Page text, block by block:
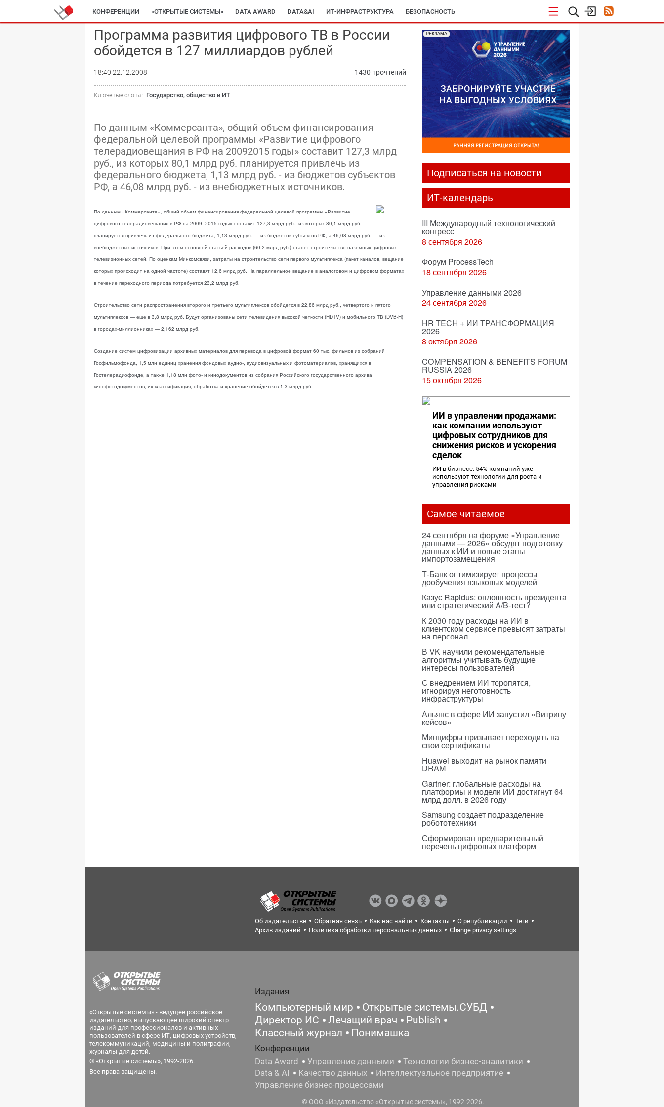
КОНФЕРЕНЦИИ «ОТКРЫТЫЕ СИСТЕМЫ» DATA AWARD DATA&AI ИТ-ИНФРАСТРУКТУРА БЕЗОПАСНОСТЬ
Программа развития цифрового ТВ в России
обойдется в 127 миллиардов рублей
18:40 22.12.2008 1430 прочтений
Ключевые слова : Государство, общество и ИТ
По данным «Коммерсанта», общий объем финансирования
федеральной целевой программы «Развитие цифрового
телерадиовещания в РФ на 20092015 годы» составит 127,3 млрд
руб., из которых 80,1 млрд руб. планируется привлечь из
федерального бюджета, 1,13 млрд руб. - из бюджетов субъектов
РФ, а 46,08 млрд руб. - из внебюджетных источников.
По данным «Коммерсанта», общий объем финансирования федеральной целевой программы «Развитие
цифрового телерадиовещания в РФ на 2009–2015 годы» составит 127,3 млрд руб., из которых 80,1 млрд руб.
планируется привлечь из федерального бюджета, 1,13 млрд руб. — из бюджетов субъектов РФ, а 46,08 млрд руб. — из
внебюджетных источников. При этом основной статьей расходов (60,2 млрд руб.) станет строительство наземных цифровых
телевизионных сетей. По оценкам Минкомсвязи, затраты на строительство сети первого мультиплекса (пакет каналов, вещание
которых происходит на одной частоте) составят 12,6 млрд руб. На параллельное вещание в аналоговом и цифровом форматах
в течение переходного периода потребуется 23,2 млрд руб.
Строительство сети распространения второго и третьего мультиплексов обойдется в 22,86 млрд руб., четвертого и пятого
мультиплексов — еще в 3,8 млрд руб. Будут организованы сети телевидения высокой четкости (HDTV) и мобильного ТВ (DVB-H)
в городах-миллионниках — 2,162 млрд руб.
Создание систем цифровизации архивных материалов для перевода в цифровой формат 60 тыс. фильмов из собраний
Госфильмофонда, 1,5 млн единиц хранения фондовых аудио-, аудиовизуальных и фотоматериалов, хранящихся в
Гостелерадиофонде, а также 1,18 млн фото- и кинодокументов из собрания Российского государственного архива
кинофотодокументов, их классификация, обработка и хранение обойдется в 1,3 млрд руб.
РЕКЛАМА
Подписаться на новости
ИТ-календарь
III Международный технологический
конгресс
8 сентября 2026
Форум ProcessTech
18 сентября 2026
Управление данными 2026
24 сентября 2026
HR TECH + ИИ ТРАНСФОРМАЦИЯ
2026
8 октября 2026
COMPENSATION & BENEFITS FORUM
RUSSIA 2026
15 октября 2026
ИИ в управлении продажами:
как компании используют
цифровых сотрудников для
снижения рисков и ускорения
сделок
ИИ в бизнесе: 54% компаний уже
используют технологии для роста и
управления рисками
Самое читаемое
24 сентября на форуме «Управление
данными — 2026» обсудят подготовку
данных к ИИ и новые этапы
импортозамещения
Т-Банк оптимизирует процессы
дообучения языковых моделей
Казус Rapidus: оплошность президента
или стратегический A/B-тест?
К 2030 году расходы на ИИ в
клиентском сервисе превысят затраты
на персонал
В VK научили рекомендательные
алгоритмы учитывать будущие
интересы пользователей
С внедрением ИИ торопятся,
игнорируя неготовность
инфраструктуры
Альянс в сфере ИИ запустил «Витрину
кейсов»
Минцифры призывает переходить на
свои сертификаты
Huawei выходит на рынок памяти
DRAM
Gartner: глобальные расходы на
платформы и модели ИИ достигнут 64
млрд долл. в 2026 году
Samsung создает подразделение
робототехники
Сформирован предварительный
перечень цифровых платформ
Об издательстве Обратная связь Как нас найти Контакты О републикации
Теги
Архив изданий
Политика обработки персональных данных Change privacy settings
«Открытые системы» - ведущее российское
издательство, выпускающее широкий спектр
изданий для профессионалов и активных
пользователей в сфере ИТ, цифровых устройств,
телекоммуникаций, медицины и полиграфии,
журналы для детей.
© «Открытые системы», 1992-2026.
Все права защищены.
Издания
Компьютерный мир
Открытые системы.СУБД
Директор ИС
Лечащий врач
Publish
Классный журнал
Понимашка
Конференции
Data Award
Управление данными
Технологии бизнес-аналитики
Data & AI
Качество данных
Интеллектуальное предприятие
Управление бизнес-процессами
© ООО «Издательство «Открытые системы», 1992-2026.